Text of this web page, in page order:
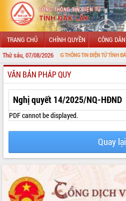
TRANG CHỦ CHÍNH QUYỀN CÔNG DÂN
Thứ sáu, 07/08/2026
ĐẾN VỚI CỔNG THÔNG TIN ĐIỆN TỬ TỈNH ĐẮK LẮK
GIỚI THIỆU
LÃNH ĐẠO UBND TỈNH
TIN TỨC SỰ KIỆN
UBND CÁC XÃ, PHƯỜNG
THÔNG TIN CHỈ ĐẠO ĐIỀU HÀNH
HỆ THỐNG VĂN BẢN
VĂN BẢN PHÁP QUY
Nghị quyết 14/2025/NQ-HĐND
PDF cannot be displayed.
Quay lại